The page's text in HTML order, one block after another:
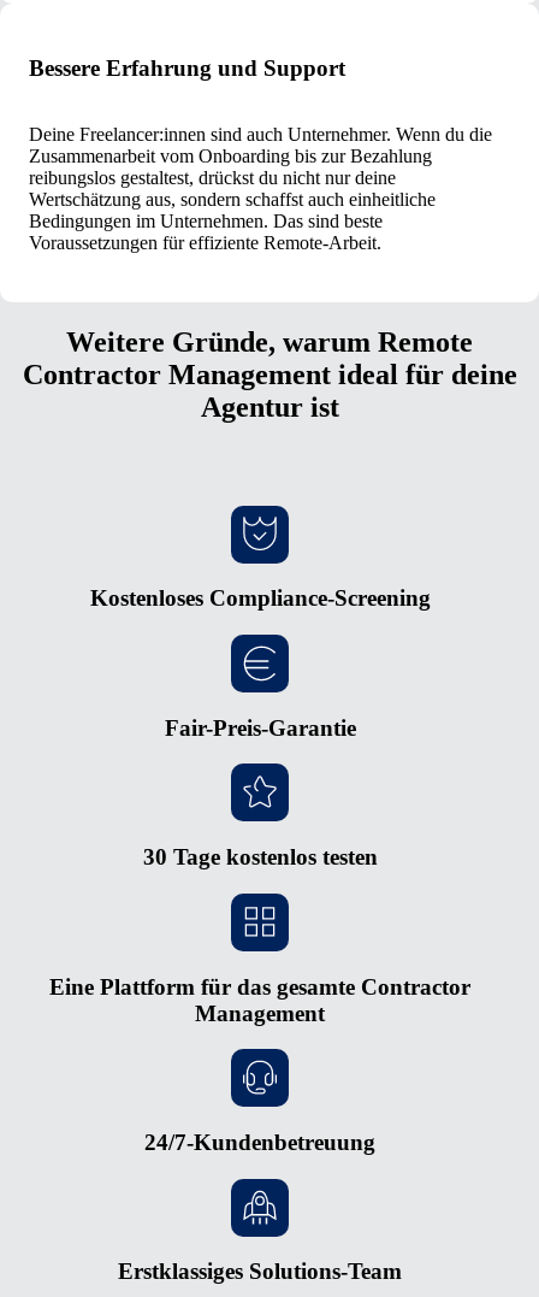
Bessere Erfahrung und Support
Deine Freelancer:innen sind auch Unternehmer. Wenn du die
Zusammenarbeit vom Onboarding bis zur Bezahlung
reibungslos gestaltest, drückst du nicht nur deine
Wertschätzung aus, sondern schaffst auch einheitliche
Bedingungen im Unternehmen. Das sind beste
Voraussetzungen für effiziente Remote-Arbeit.
Weitere Gründe, warum Remote
Contractor Management ideal für deine
Agentur ist
Kostenloses Compliance-Screening
Fair-Preis-Garantie
30 Tage kostenlos testen
Eine Plattform für das gesamte Contractor
Management
24/7-Kundenbetreuung
Erstklassiges Solutions-Team